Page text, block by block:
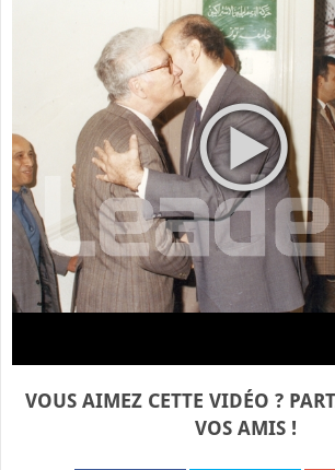
VOUS AIMEZ CETTE VIDÉO ?
VOS AMIS !